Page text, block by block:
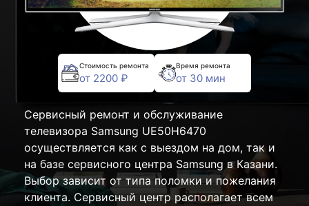
Стоимость ремонта
от 2200 ₽
Время ремонта
от 30 мин
Сервисный ремонт и обслуживание
телевизора Samsung UE50H6470
осуществляется как с выездом на дом, так и
на базе сервисного центра Samsung в Казани.
Выбор зависит от типа поломки и пожелания
клиента. Сервисный центр располагает всем